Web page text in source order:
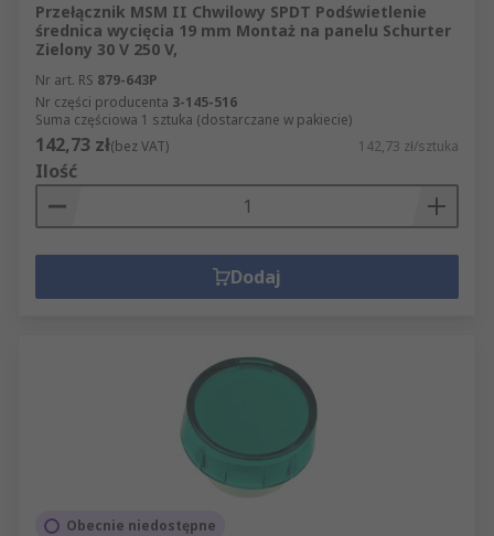
Przełącznik MSM II Chwilowy SPDT Podświetlenie
średnica wycięcia 19 mm Montaż na panelu Schurter
Zielony 30 V 250 V,
Nr art. RS 879-643P
Nr części producenta 3-145-516
Suma częściowa 1 sztuka (dostarczane w pakiecie)
142,73 zł(bez VAT) 142,73 zł/sztuka
Ilość
Dodaj
Obecnie niedostępne